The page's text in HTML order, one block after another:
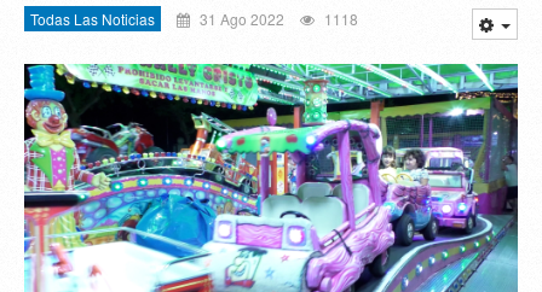
Todas Las Noticias 31 Ago 2022 1118